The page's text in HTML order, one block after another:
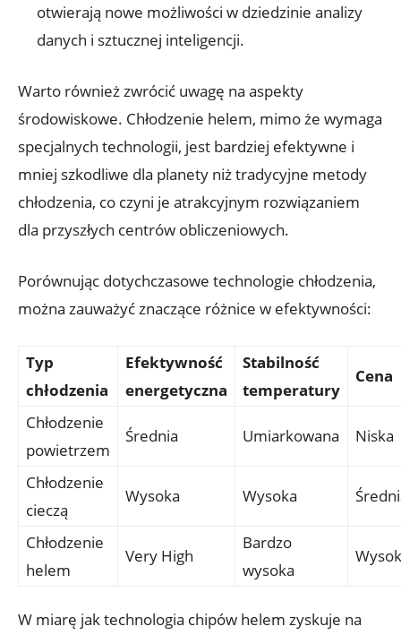
otwierają nowe możliwości w dziedzinie analizy
danych i sztucznej inteligencji.
Warto⁣ również zwrócić uwagę na aspekty
środowiskowe. Chłodzenie helem, mimo że ⁢wymaga
specjalnych technologii, jest bardziej efektywne i
mniej szkodliwe​ dla planety niż tradycyjne metody
chłodzenia, co czyni je​ atrakcyjnym‍ rozwiązaniem
dla przyszłych centrów obliczeniowych.
Porównując dotychczasowe technologie chłodzenia,
można ⁤zauważyć znaczące różnice w efektywności:
Typ
chłodzenia
Efektywność
energetyczna
Stabilność
temperatury
Cena
Chłodzenie
powietrzem
Średnia Umiarkowana Niska
Chłodzenie
cieczą
Wysoka Wysoka
Chłodzenie
helem
Very High
Bardzo
wysoka
W ​miarę jak technologia chipów helem zyskuje⁤ na